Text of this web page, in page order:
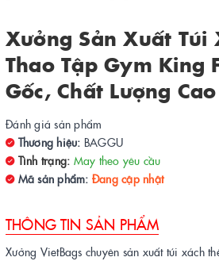
Xưởng Sản Xuất Túi
Thao Tập Gym King
Gốc, Chất Lượng Cao
Đánh giá sản phẩm
Thương hiệu: BAGGU
Tình trạng: May theo yêu cầu
Mã sản phẩm: Đang cập nhật
THÔNG TIN SẢN PHẨM
Xưởng VietBags chuyên sản xuất túi xách